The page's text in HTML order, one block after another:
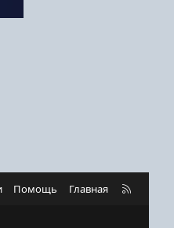
Помощь Главная
R